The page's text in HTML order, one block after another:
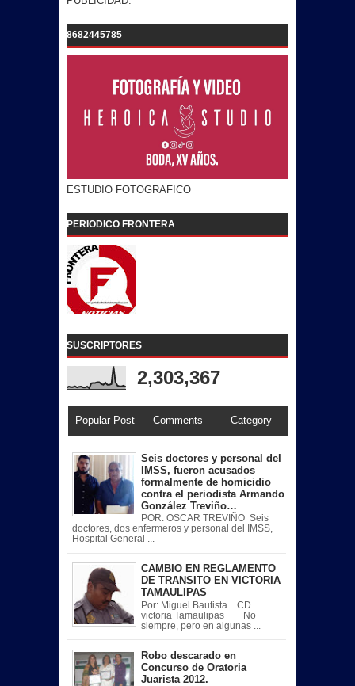
8682445785
ESTUDIO FOTOGRAFICO
PERIODICO FRONTERA
SUSCRIPTORES
2,303,367
Popular Post Comments Category
Seis doctores y personal del
IMSS, fueron acusados
formalmente de homicidio
contra el periodista Armando
González Treviño…
POR: OSCAR TREVIÑO Seis
doctores, dos enfermeros y personal del IMSS,
Hospital General ...
CAMBIO EN REGLAMENTO
DE TRANSITO EN VICTORIA
TAMAULIPAS
Por: Miguel Bautista CD.
victoria Tamaulipas No
siempre, pero en algunas ...
Robo descarado en
Concurso de Oratoria
Juarista 2012.